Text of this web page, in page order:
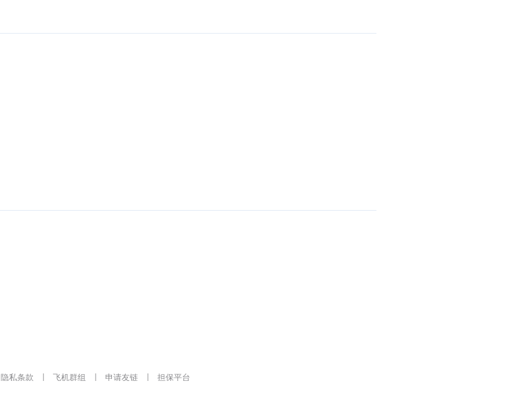
隐私条款 | 飞机群组 | 申请友链 | 担保平台